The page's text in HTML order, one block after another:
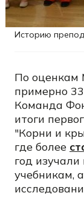
Историю
По оценкам
примерно
Команда
итоги
"Корни и
где более
год
учебникам,